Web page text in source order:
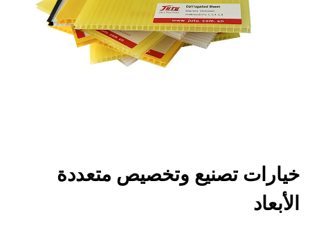
خيارات تصنيع وتخصيص متعددة
الأبعاد